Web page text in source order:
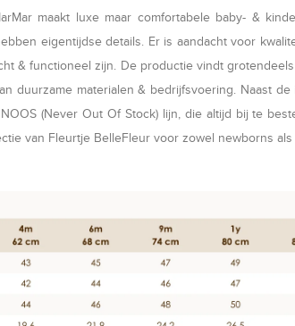
maakt luxe maar comfortabele baby- &
eigentijdse details. Er is aandacht voor
& functioneel zijn. De productie vindt
duurzame materialen & bedrijfsvoering. Naast
(Never Out Of Stock) lijn, die altijd bij te
van Fleurtje BelleFleur voor zowel newborns